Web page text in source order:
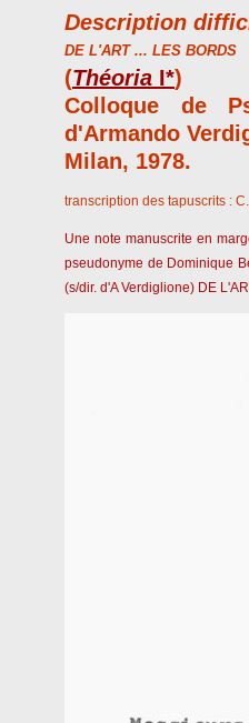
Description
DE L'ART ... LES BORDS
(Théoria I*)
Colloque de
d'Armando
Milan, 1978.
transcription des tapuscrits :
Une note manuscrite en
pseudonyme de Dominique
(s/dir. d'A Verdiglione) DE